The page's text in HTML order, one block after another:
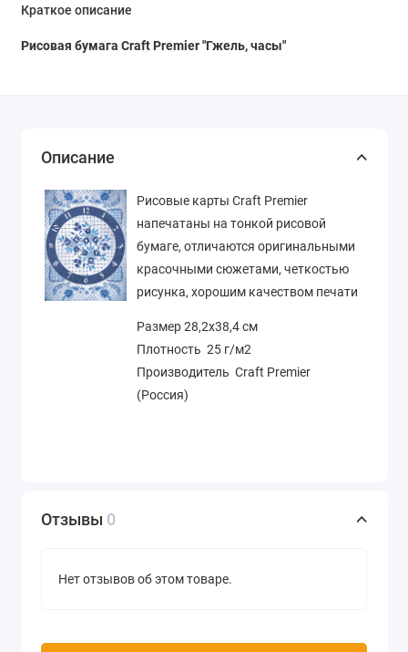
Краткое описание
Рисовая бумага Craft Premier "Гжель, часы"
Описание
Рисовые карты Craft Premier
напечатаны на тонкой рисовой
бумаге, отличаются оригинальными
красочными сюжетами, четкостью
рисунка, хорошим качеством печати
Размер 28,2х38,4 см
Плотность 25 г/м2
Производитель Craft Premier
(Россия)
Отзывы 0
Нет отзывов об этом товаре.